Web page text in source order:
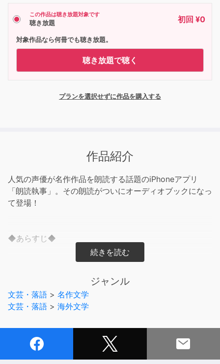
この作品は聴き放題対象です
聴き放題 初回 ¥0
対象作品なら何冊でも聴き放題。
聴き放題で聴く
プランを選択せずに作品を購入する
作品紹介
人気の声優が名作作品を朗読する話題のiPhoneアプリ
「朗読執事」。その朗読がついにオーディオブックになっ
て登場！
◆あらすじ◆
ある早朝、突然ホームズに起こされたワトスンは、ひどく
話によると、姉のジュリアが「まだらの紐（バンド）
よ！」という謎の言葉を残し、亡くなったという。
ヘレンは、姉の死の直前に聞いたという不穏な音を聞き、
ジャンル
文芸・落語 > 名作文学
文芸・落語 > 海外文学